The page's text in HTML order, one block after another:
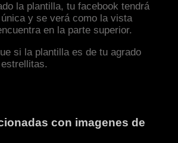
la plantilla, tu facebook tendrá
y se verá como la vista
en la parte superior.
si la plantilla es de tu agrado
con imagenes de